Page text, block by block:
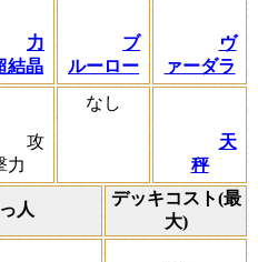
力
結晶
ブ
ルーロー
ヴ
ァーダラ
攻
力
なし
天
秤
人
デッキコスト(最
大)